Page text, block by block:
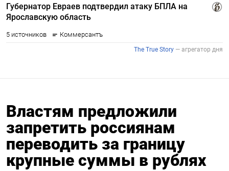
Властям предложили
запретить россиянам
переводить за границу
крупные суммы в рублях